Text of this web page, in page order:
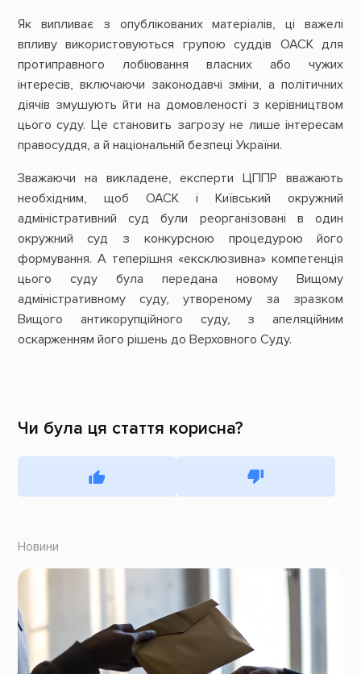
Як випливає з опублікованих матеріалів, ці важелі
впливу використовуються групою суддів ОАСК для
протиправного лобіювання власних або чужих
інтересів, включаючи законодавчі зміни, а політичних
діячів змушують йти на домовленості з керівництвом
цього суду. Це становить загрозу не лише інтересам
правосуддя, а й національній безпеці України.
Зважаючи на викладене, експерти ЦППР вважають
необхідним, щоб ОАСК і Київський окружний
адміністративний суд були реорганізовані в один
окружний суд з конкурсною процедурою його
формування. А теперішня «ексклюзивна» компетенція
цього суду була передана новому Вищому
адміністративному суду, утвореному за зразком
Вищого антикорупційного суду, з апеляційним
оскарженням його рішень до Верховного Суду.
Чи була ця стаття корисна?
Новини